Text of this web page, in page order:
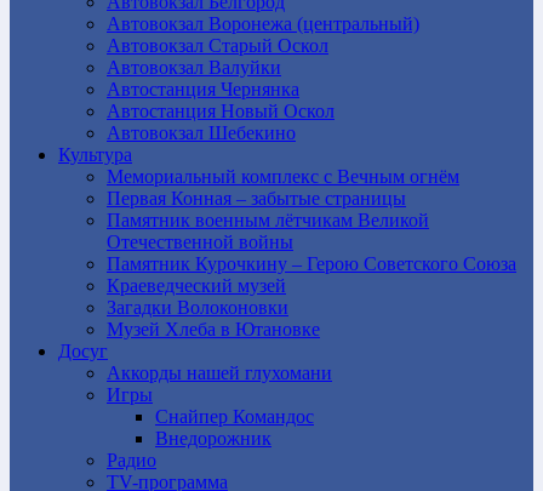
Автовокзал Воронежа (центральный)
Автовокзал Старый Оскол
Автовокзал Валуйки
Автостанция Чернянка
Автостанция Новый Оскол
Автовокзал Шебекино
Культура
Мемориальный комплекс с Вечным огнём
Первая Конная – забытые страницы
Памятник военным лётчикам Великой
Отечественной войны
Памятник Курочкину – Герою Советского Союза
Краеведческий музей
Загадки Волоконовки
Музей Хлеба в Ютановке
Досуг
Аккорды нашей глухомани
Игры
Снайпер Командос
Внедорожник
Радио
TV-программа